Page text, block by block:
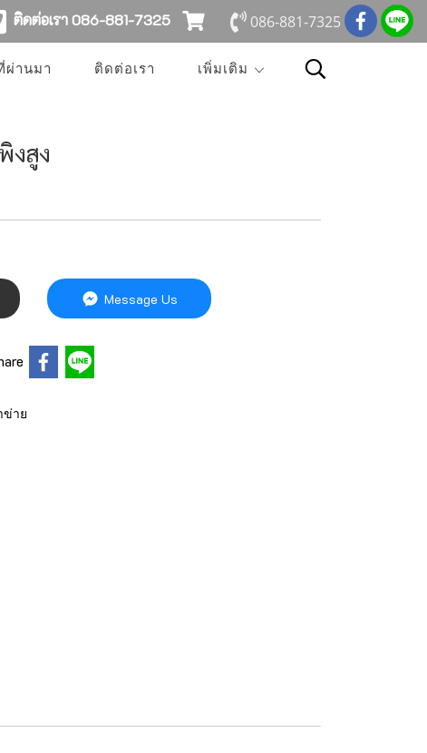
ติดต่อเรา 086-881-7325 086-881-7325
ผ่านมา ติดต่อเรา เพิ่มเติม
งสูง
Message Us
ข่าย